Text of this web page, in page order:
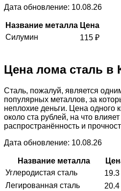
Дата обновление: 10.08.26
Название металла Цена
Силумин
115 ₽
Цена лома сталь в
Сталь, пожалуй, является
популярных металлов, за
неплохие деньги. Цена одного
около ста рублей, на что
распространённость и
Дата обновление: 10.08.26
Название металла
Углеродистая сталь
19.3
Легированная сталь
20.4